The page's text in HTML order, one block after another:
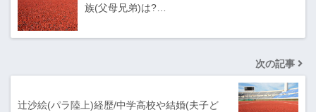
族(父母兄弟)は?…
次の記事
辻沙絵(パラ陸上)経歴/中学高校や結婚(夫子ど